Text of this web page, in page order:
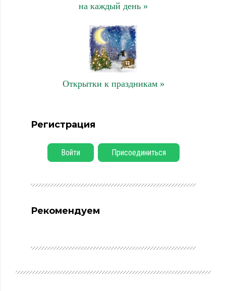
на каждый день »
Открытки к праздникам »
Регистрация
Войти Присоединиться
Рекомендуем